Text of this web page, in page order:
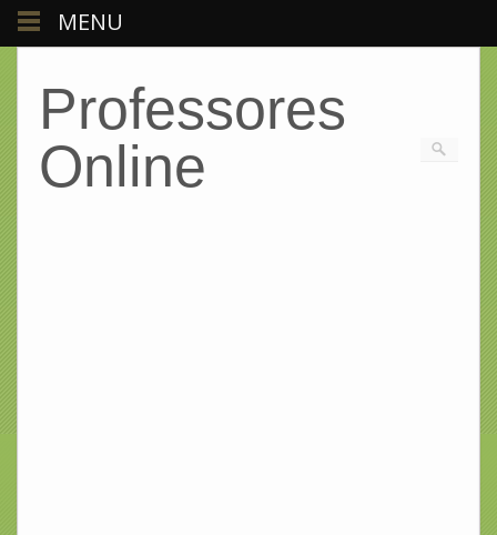
Professores
Online
MENU